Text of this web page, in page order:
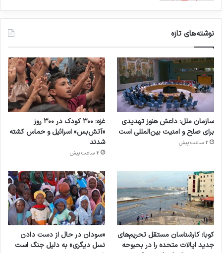
نوشته‌های تازه
سازمان ملل: داعش هنوز تهدیدی
برای صلح و امنیت بین‌المللی است
2 ساعت پیش
غزه: ۳۰۰ کودک در ۳۰۰ روز
«آتش‌بس» اسرائیل و حماس کشته
شدند
2 ساعت پیش
کوبا: کارشناسان مستقل تحریم‌های
جدید ایالات متحده را در بحبوحه
«سودان در حال از دست دادن
نسل دیگری» به دلیل جنگ است